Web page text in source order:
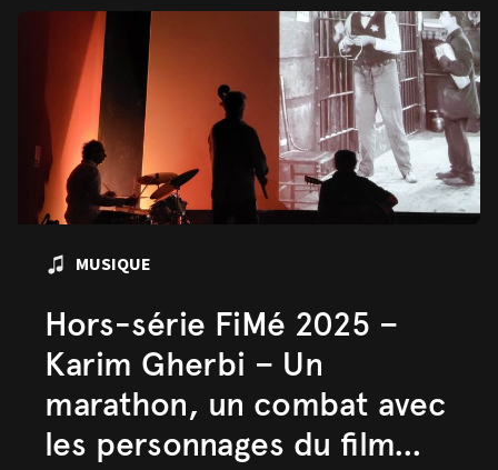
MUSIQUE
Hors-série FiMé 2025 –
Karim Gherbi – Un
marathon, un combat avec
les personnages du film…